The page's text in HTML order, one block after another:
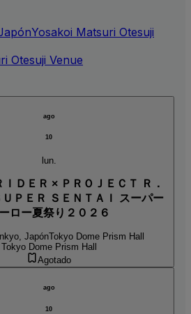
Yosakoi Matsuri Otesuji
Otesuji Venue
ago
10
lun.
ＩＤＥＲ × ＰＲＯＪＥＣＴ Ｒ．
ＵＰＥＲ ＳＥＮＴＡＩ スーパー
ロー夏祭り２０２６
JapónTokyo Dome Prism Hall
Tokyo Dome Prism Hall
Agotado
ago
10